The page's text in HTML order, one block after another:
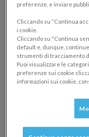
Le novità introdotte
sostegno
dettaglio come
Femminile e i
preferenze, e inviare
Cliccando su “Continua
i cookie.
Cliccando su "Continua
default e, dunque,
strumenti di tracciamento
Puoi visualizzare le
preferenze sui cookie
informazioni sui cookie,